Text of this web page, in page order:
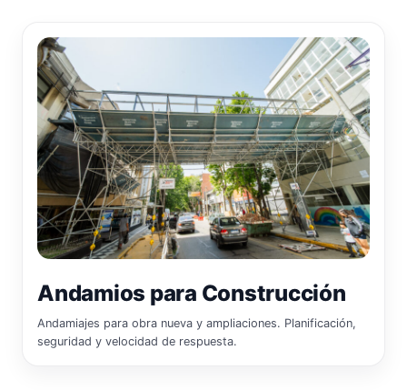
Andamios para Construcción
Andamiajes para obra nueva y ampliaciones. Planificación,
seguridad y velocidad de respuesta.